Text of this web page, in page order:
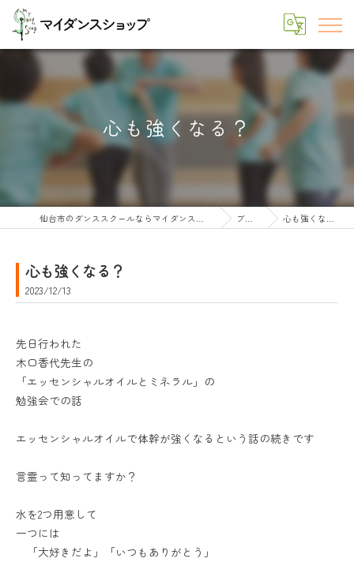
心も強くなる？
仙台市のダンススクールならマイダンスショップ ブログ 心も強くなる？
心も強くなる？
2023/12/13
先日行われた
木口香代先生の
「エッセンシャルオイルとミネラル」の
勉強会での話
エッセンシャルオイルで体幹が強くなるという話の続きです
言霊って知ってますか？
水を2つ用意して
一つには
「大好きだよ」「いつもありがとう」